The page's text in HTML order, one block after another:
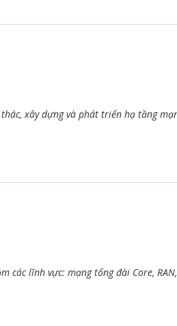
xây dựng và phát triển hạ tầng
các lĩnh vực: mạng tổng đài Core,